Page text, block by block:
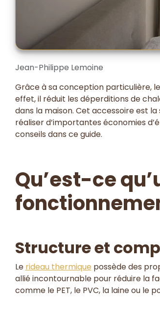
Jean-Philippe Lemoine
Grâce à sa conception particulière,
effet, il réduit les déperditions de
dans la maison. Cet accessoire est
réaliser d’importantes économies
conseils dans ce guide.
Qu’est-ce
Structure et
Le rideau thermique possède des
allié incontournable pour réduire la
comme le PET, le PVC, la laine ou le